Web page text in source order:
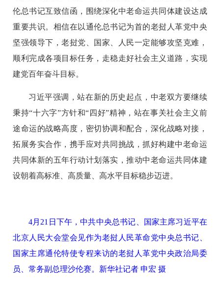
伦总书记互致信函，围绕深化中老命运共同体建设达成
重要共识。相信在以通伦总书记为首的老挝人革党中央
坚强领导下，老挝党、国家、人民一定能够攻坚克难，
顺利完成各项目标任务，走稳走好社会主义道路，实现
建党百年奋斗目标。
习近平强调，站在新的历史起点，中老双方要继续
秉持“十六字”方针和“四好”精神，站在事关社会主义前
途命运的战略高度，密切协调和配合，深化战略对接，
拓展务实合作，携手应对共同挑战，抓好构建中老命运
共同体新的五年行动计划落实，推动中老命运共同体建
设朝着高标准、高质量、高水平目标稳步迈进。
4月21日下午，中共中央总书记、国家主席习近平在
北京人民大会堂会见作为老挝人民革命党中央总书记、
国家主席通伦特使专程来访的老挝人革党中央政治局委
员、常务副总理沙伦赛。新华社记者 申宏 摄